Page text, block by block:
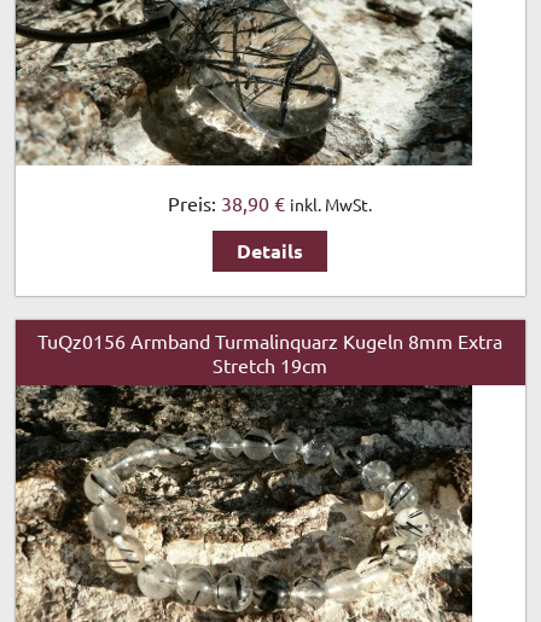
Preis: 38,90 € inkl. MwSt.
Details
TuQz0156 Armband Turmalinquarz Kugeln 8mm Extra
Stretch 19cm